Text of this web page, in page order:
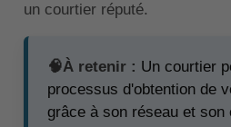
un courtier réputé.
🧠À retenir : Un courtier
processus d'obtention de
grâce à son réseau et son